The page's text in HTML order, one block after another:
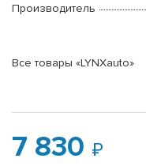
Производитель
Все товары «LYNXauto»
7 830